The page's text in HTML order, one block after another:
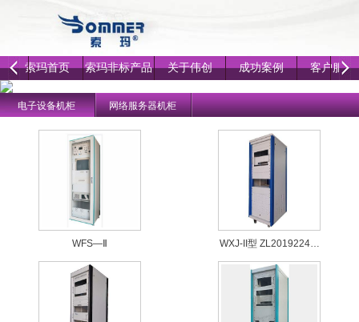
索玛首页 索玛非标产品 关于伟创 成功案例 客户服务
电子设备机柜 网络服务器机柜
WFS—Ⅱ WXJ-II型 ZL2019224…